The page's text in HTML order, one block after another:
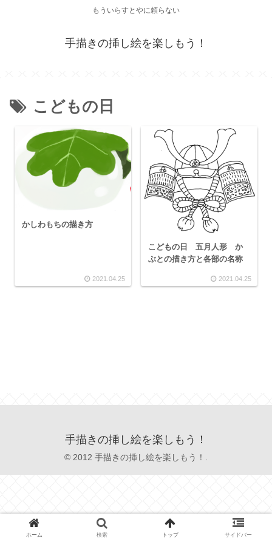
もういらすとやに頼らない
手描きの挿し絵を楽しもう！
こどもの日
かしわもちの描き方
2021.04.25
こどもの日 五月人形 か
ぶとの描き方と各部の名称
2021.04.25
手描きの挿し絵を楽しもう！
© 2012 手描きの挿し絵を楽しもう！.
ホーム 検索 トップ サイドバー